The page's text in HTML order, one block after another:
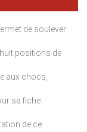
de soulever
positions de
aux chocs,
sa fiche
de ce